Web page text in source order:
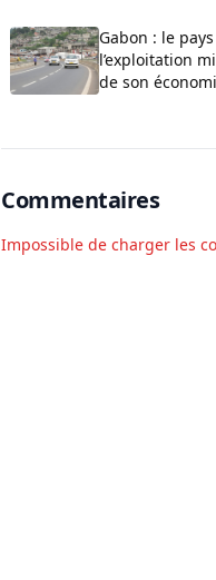
Gabon : le
l’exploitation
de son
Commentaires
Impossible de charger les